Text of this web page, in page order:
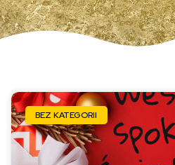
BEZ KATEGORII